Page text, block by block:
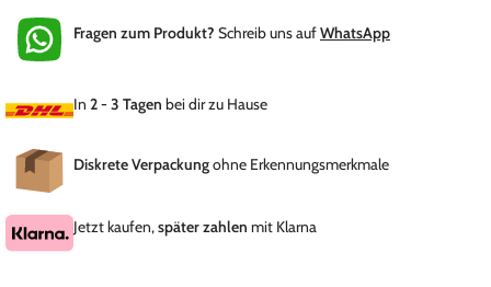
Fragen zum Produkt? Schreib uns aufWhatsApp
In 2 - 3 Tagen bei dir zu Hause
Diskrete Verpackungohne Erkennungsmerkmale
Jetzt kaufen,später zahlen mit Klarna